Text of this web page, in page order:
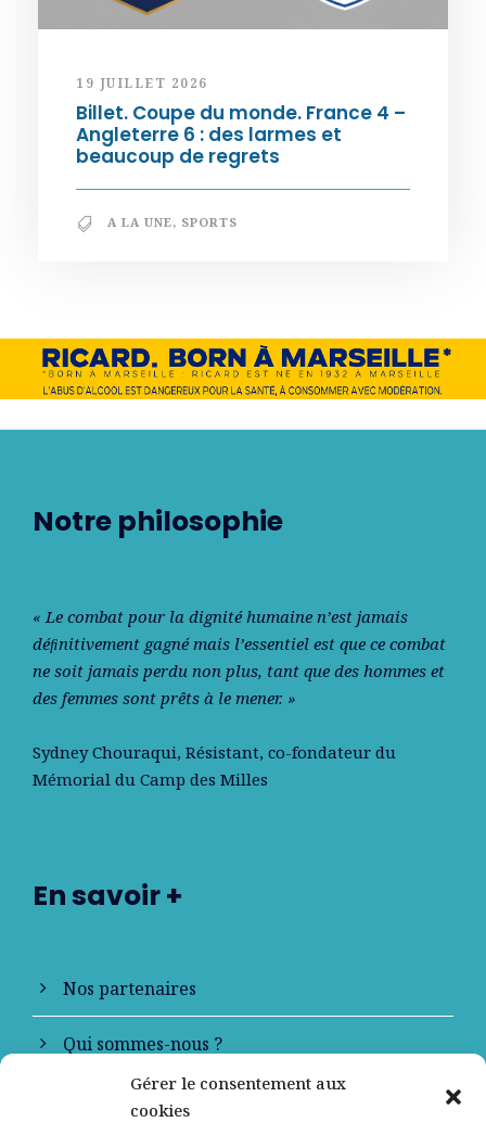
Gérer le consentement aux
cookies
19 JUILLET 2026
Billet. Coupe du monde. France 4 –
Angleterre 6 : des larmes et
beaucoup de regrets
A LA UNE, SPORTS
Notre philosophie
« Le combat pour la dignité humaine n’est jamais
déﬁnitivement gagné mais l’essentiel est que ce combat
ne soit jamais perdu non plus, tant que des hommes et
des femmes sont prêts à le mener. »
Sydney Chouraqui, Résistant, co-fondateur du
Mémorial du Camp des Milles
En savoir +
Nos partenaires
Qui sommes-nous ?
Contactez-nous